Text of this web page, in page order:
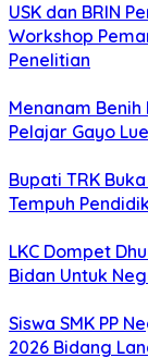
USK dan BRIN
Workshop
Penelitian
Menanam
Pelajar Gayo
Bupati TRK
Tempuh
LKC Dompet
Bidan Untuk
Siswa SMK PP
2026 Bidang